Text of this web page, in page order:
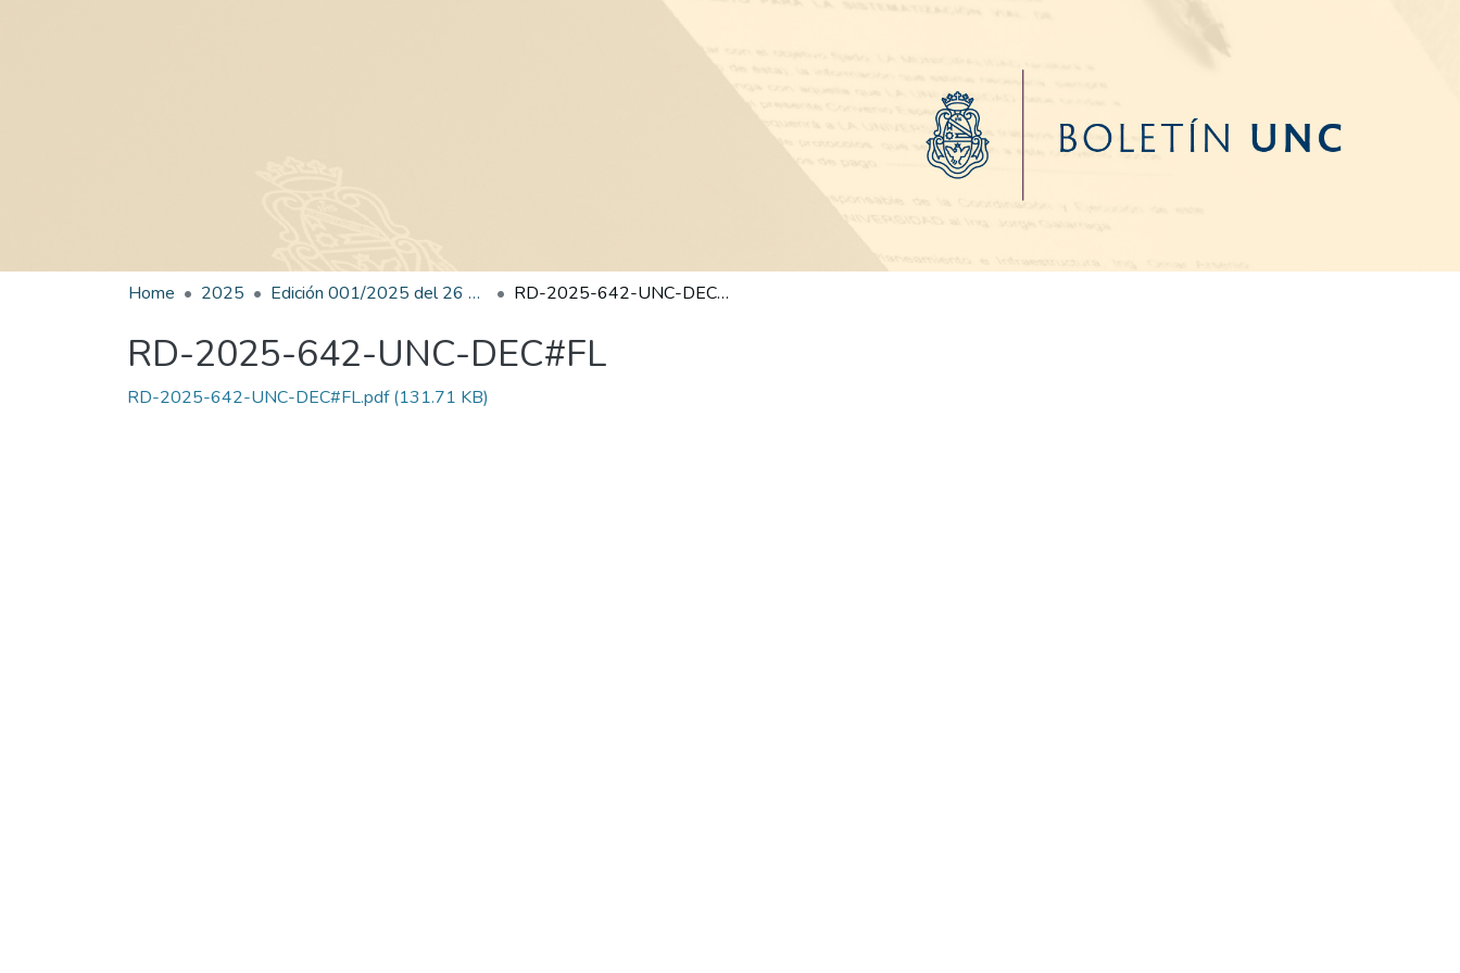
Home 2025 Edición 001/2025 del 26 de mayo de 2025 RD-2025-642-UNC-DEC#FL
RD-2025-642-UNC-DEC#FL
RD-2025-642-UNC-DEC#FL.pdf(131.71 KB)